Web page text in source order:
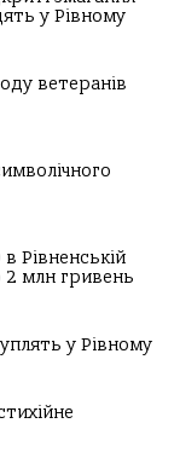
у Рівному
ветеранів
Рівненській
2 млн гривень
у Рівному